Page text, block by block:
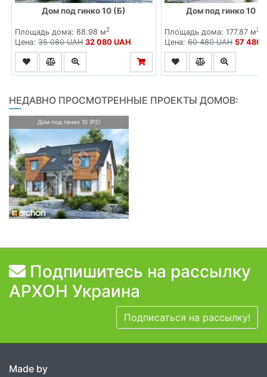
Дом под гинко 10 (Б)
Площадь дома: 88.98 м2
Цена: 35 080 UAH 32 080 UAH
Дом под гинко 10
Площадь дома: 177.87 м2
Цена:60 480 UAH 57 480
НЕДАВНО ПРОСМОТРЕННЫЕ ПРОЕКТЫ ДОМОВ:
Дом под гинко 10 (Р2)
Подпишитесь на рассылку
АРХОН Украина
Подписаться на рассылку!
Made by